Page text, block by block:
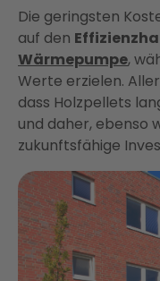
Die geringsten
auf den
Wärmepumpe,
Werte erzielen.
dass Holzpellets
und daher, ebenso
zukunftsfähige